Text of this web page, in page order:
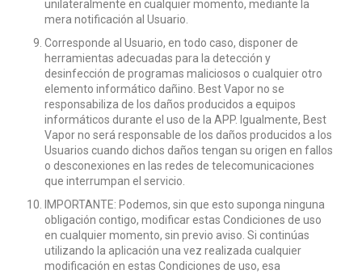
unilateralmente en cualquier momento, mediante la
mera notificación al Usuario.
Corresponde al Usuario, en todo caso, disponer de
herramientas adecuadas para la detección y
desinfección de programas maliciosos o cualquier otro
elemento informático dañino. Best Vapor no se
responsabiliza de los daños producidos a equipos
informáticos durante el uso de la APP. Igualmente, Best
Vapor no será responsable de los daños producidos a los
Usuarios cuando dichos daños tengan su origen en fallos
o desconexiones en las redes de telecomunicaciones
que interrumpan el servicio.
IMPORTANTE: Podemos, sin que esto suponga ninguna
obligación contigo, modificar estas Condiciones de uso
en cualquier momento, sin previo aviso. Si continúas
utilizando la aplicación una vez realizada cualquier
modificación en estas Condiciones de uso, esa